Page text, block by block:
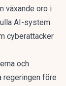
växande oro i
AI-system
cyberattacker
och
regeringen före